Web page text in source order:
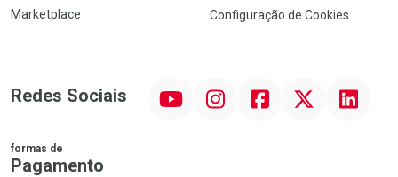
Marketplace
Configuração de Cookies
Redes Sociais InstagramFacebook Linkedin
formas de
Pagamento